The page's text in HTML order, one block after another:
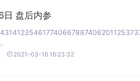
日 盘后内参
 2021-03-16 16:23:32